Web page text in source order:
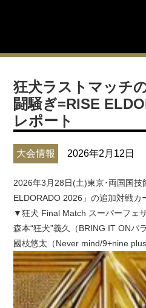
狂犬ラストマッチ
闘騒ぎ=RISE
レポート
大会情報 2026年2月12日
2026年3月28日(土)東京･両国国技
ELDORADO 2026」の追加対戦カ
▼狂犬 Final Match スーパーフェ
森本“狂犬”義久（BRING IT ONパ
國枝悠太（Never mind/9+nine